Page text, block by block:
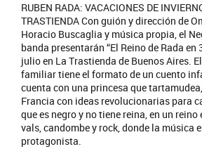
RUBEN RADA: VACACIONES DE
TRASTIENDA Con guión y dirección de
Horacio Buscaglia y música propia, el
banda presentarán “El Reino de Rada en
julio en La Trastienda de Buenos Aires.
familiar tiene el formato de un cuento
cuenta con una princesa que
Francia con ideas revolucionarias para
que es negro y no tiene reina, en un reino
vals, candombe y rock, donde la música
protagonista.